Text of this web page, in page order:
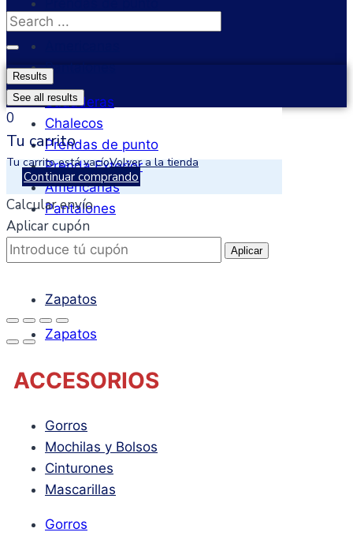
Prenda Exterior
Pantalones
Sudaderas
Chalecos
Prendas de punto
Prenda Exterior
Americanas
Pantalones
CALZADO
Zapatos
Zapatos
ACCESORIOS
Gorros
Mochilas y Bolsos
Cinturones
Mascarillas
Gorros
Search
...
Results
See all results
0
Tu carrito
Tu carrito está vacíoVolver a la tienda
Continuar comprando
Calcular envío
Aplicar cupón
Aplicar